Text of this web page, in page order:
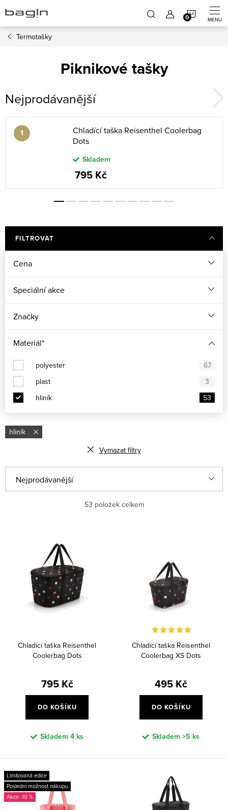
na
obsah
Termotašky
Piknikové tašky
Nejprodávanější
Chladící taška Reisenthel Coolerbag
Dots
Skladem
795 Kč
FILTROVAT
Cena
Speciální akce
Značky
Materiál*
polyester
67
plast
3
hliník
53
hliník
Vymazat filtry
ý
a
Nejprodávanější
Abecedně
53 položek celkem
Chladící taška Reisenthel
Coolerbag Dots
795 Kč
DO KOŠÍKU
Skladem 4 ks
Chladící taška Reisenthel
Coolerbag XS Dots
495 Kč
DO KOŠÍKU
Skladem >5 ks
Limitovaná edice
Poslední možnost nákupu
-10 %